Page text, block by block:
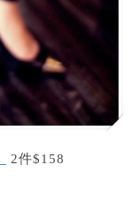
2件$158